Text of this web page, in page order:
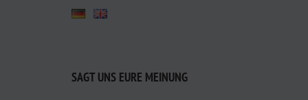
SAGT UNS EURE MEINUNG